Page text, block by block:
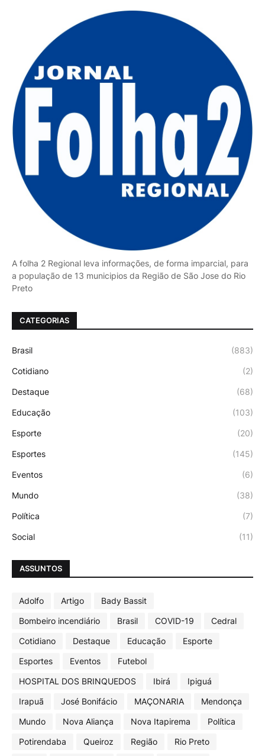
A folha 2 Regional leva informações, de forma imparcial, para
a população de 13 municipios da Região de São Jose do Rio
Preto
CATEGORIAS
Brasil (883)
Cotidiano (2)
Destaque (68)
Educação (103)
Esporte (20)
Esportes (145)
Eventos (6)
Mundo (38)
Política (7)
Social (11)
ASSUNTOS
Adolfo Artigo
Bady Bassit
Bombeiro incendiário
Brasil COVID-19
Cedral
Cotidiano
Destaque Educação
Esporte
Esportes
Eventos
Futebol
HOSPITAL DOS BRINQUEDOS
Ibirá
Ipiguá
Irapuã
José Bonifácio MAÇONARIA
Mendonça
Mundo
Nova Aliança Nova Itapirema
Política
Potirendaba
Queiroz Região
Rio Preto